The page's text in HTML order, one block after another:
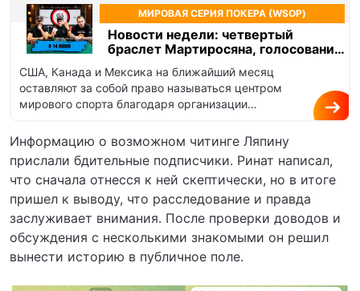
МИРОВАЯ СЕРИЯ ПОКЕРА (WSOP)
Новости недели: четвертый
браслет Мартиросяна, голосование
за кандидатов в Зал славы покера и
скандалы на WSOP
США, Канада и Мексика на ближайший месяц
оставляют за собой право называться центром
мирового спорта благодаря организации
Информацию о возможном читинге Ляпину
прислали бдительные подписчики. Ринат написал,
что сначала отнесся к ней скептически, но в итоге
пришел к выводу, что расследование и правда
заслуживает внимания. После проверки доводов и
обсуждения с несколькими знакомыми он решил
вынести историю в публичное поле.